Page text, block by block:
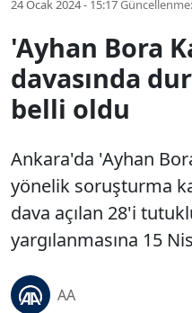
24 Ocak 2024 - 15:17Güncellenme:
'Ayhan Bora
davasında
belli oldu
Ankara'da 'Ayhan
yönelik soruşturma
dava açılan 28'i
yargılanmasına 15
AA